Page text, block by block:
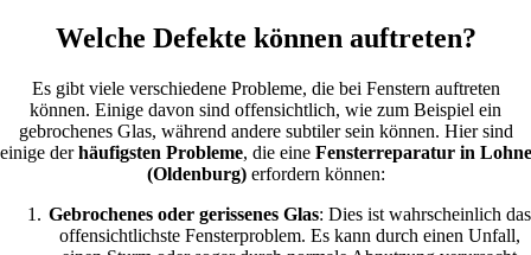
Welche Defekte können auftreten?
Es gibt viele verschiedene Probleme, die bei Fenstern auftreten
können. Einige davon sind offensichtlich, wie zum Beispiel ein
gebrochenes Glas, während andere subtiler sein können. Hier sind
einige derhäufigsten Probleme, die eine Fensterreparatur in Lohne
(Oldenburg)erfordern können:
Gebrochenes oder gerissenes Glas: Dies ist wahrscheinlich das
offensichtlichste Fensterproblem. Es kann durch einen Unfall,